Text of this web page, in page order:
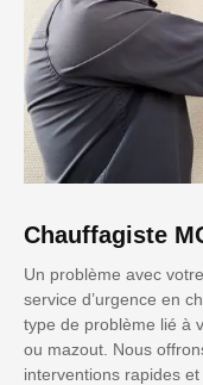
Chauffagiste
Un problème avec
service d’urgence en
type de problème lié à
ou mazout. Nous
interventions rapides